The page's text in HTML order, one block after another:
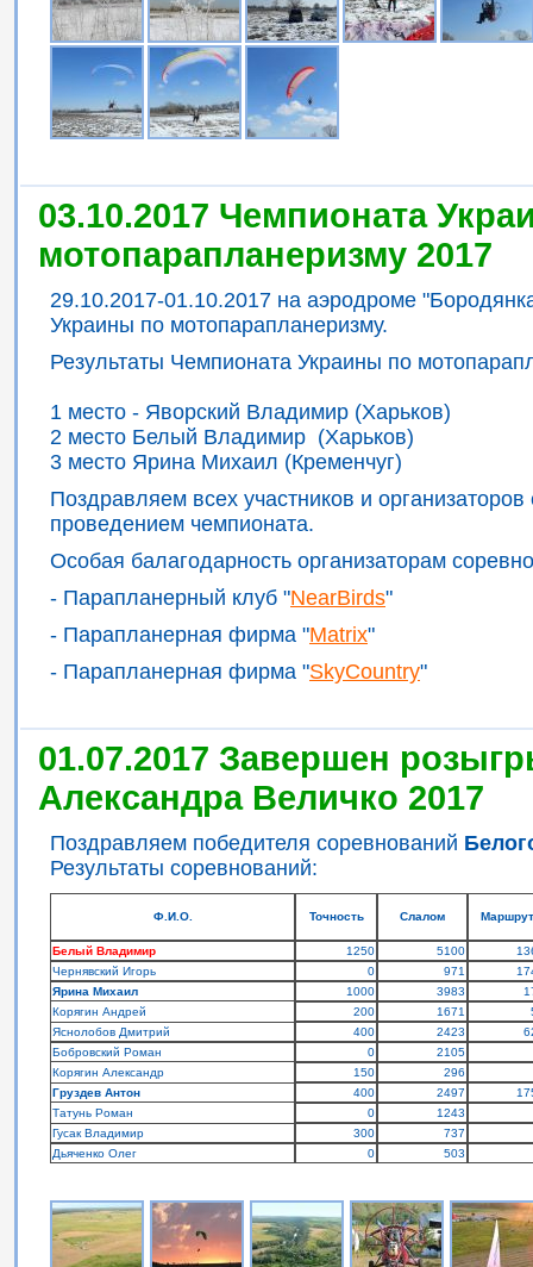
03.10.2017 Чемпионата
мотопарапланеризму 2017
29.10.2017-01.10.2017 на аэродроме
Украины по мотопарапланеризму.
Результаты Чемпионата Украины по
1 место - Яворский Владимир (Харьков)
2 место Белый Владимир (Харьков)
3 место Ярина Михаил (Кременчуг)
Поздравляем всех участников и
проведением чемпионата.
Особая балагодарность организаторам
- Парапланерный клуб "NearBirds"
- Парапланерная фирма "Matrix"
- Парапланерная фирма "SkyCountry"
01.07.2017 Завершен
Александра Величко 2017
Поздравляем победителя соревнований
Результаты соревнований:
Ф.И.О. Точность Слалом Маршрут
Белый Владимир 1250 5100
Чернявский Игорь
0 971
Ярина Михаил
1000 3983
Корягин Андрей
200 1671
Яснолобов Дмитрий
400 2423
Бобровский Роман
0
2105
Корягин Александр
150
296
Груздев Антон
400 2497
Татунь Роман
0
1243
Гусак Владимир
300
737
Дьяченко Олег
0 503